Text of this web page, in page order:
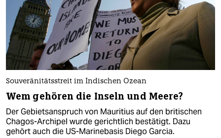
Souveränitätsstreit im Indischen Ozean
Wem gehören die Inseln und Meere?
Der Gebietsanspruch von Mauritius auf den britischen
Chagos-Archipel wurde gerichtlich bestätigt. Dazu
gehört auch die US-Marinebasis Diego Garcia.